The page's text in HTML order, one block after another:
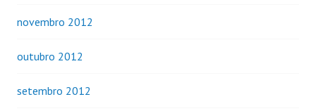
novembro 2012
outubro 2012
setembro 2012